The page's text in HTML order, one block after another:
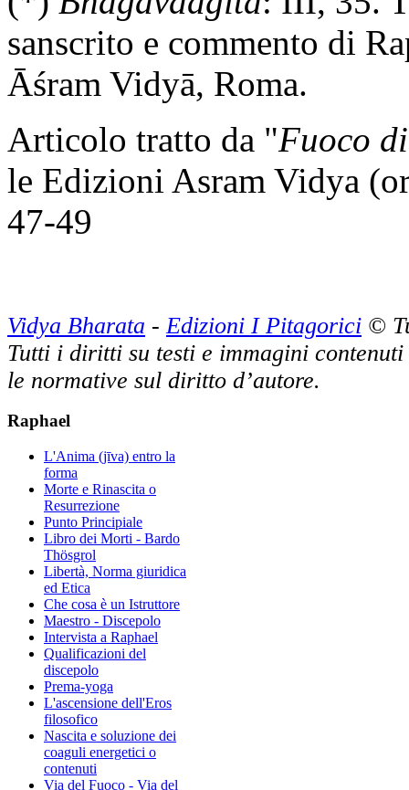
sanscrito e commento di
Āśram Vidyā, Roma.
Articolo tratto da "Fuoco
le Edizioni Asram Vidya
47-49
Vidya Bharata - Edizioni I Pitagorici ©
Tutti i diritti su testi e immagini
le normative sul diritto d’autore.
Raphael
L'Anima (jīva) entro la
forma
Morte e Rinascita o
Resurrezione
Punto Principiale
Libro dei Morti - Bardo
Thösgrol
Libertà, Norma giuridica
ed Etica
Che cosa è un Istruttore
Maestro - Discepolo
Intervista a Raphael
Qualificazioni del
discepolo
Prema-yoga
L'ascensione dell'Eros
filosofico
Nascita e soluzione dei
coaguli energetici o
contenuti
Via del Fuoco - Via del